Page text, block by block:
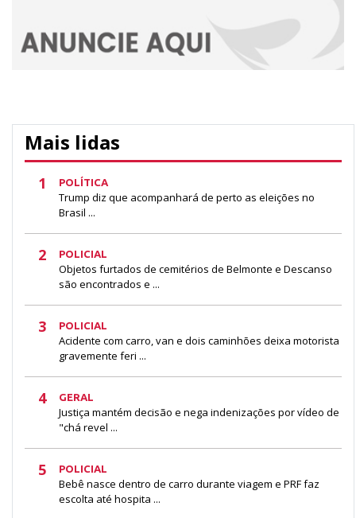
Mais lidas
1 POLÍTICA
Trump diz que acompanhará de perto as eleições no
Brasil ...
2 POLICIAL
Objetos furtados de cemitérios de Belmonte e Descanso
são encontrados e ...
3 POLICIAL
Acidente com carro, van e dois caminhões deixa motorista
gravemente feri ...
4 GERAL
Justiça mantém decisão e nega indenizações por vídeo de
"chá revel ...
5 POLICIAL
Bebê nasce dentro de carro durante viagem e PRF faz
escolta até hospita ...